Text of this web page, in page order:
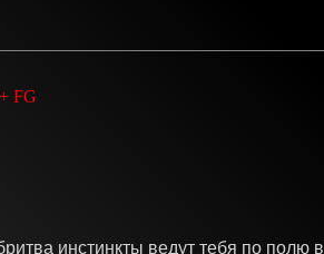
FG
инстинкты ведут тебя по полю в